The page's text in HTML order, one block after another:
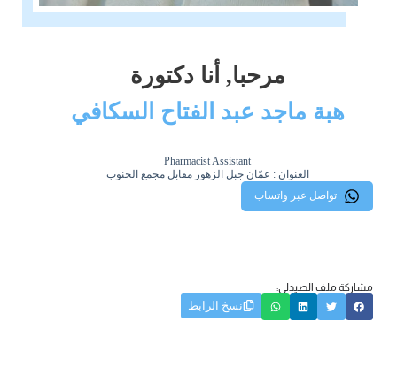
مرحبا, أنا دكتورة
هبة ماجد عبد الفتاح السكافي
Pharmacist Assistant
العنوان : عمّان جبل الزهور مقابل مجمع الجنوب
تواصل عبر واتساب
مشاركة ملف الصيدلي:
نسخ الرابط